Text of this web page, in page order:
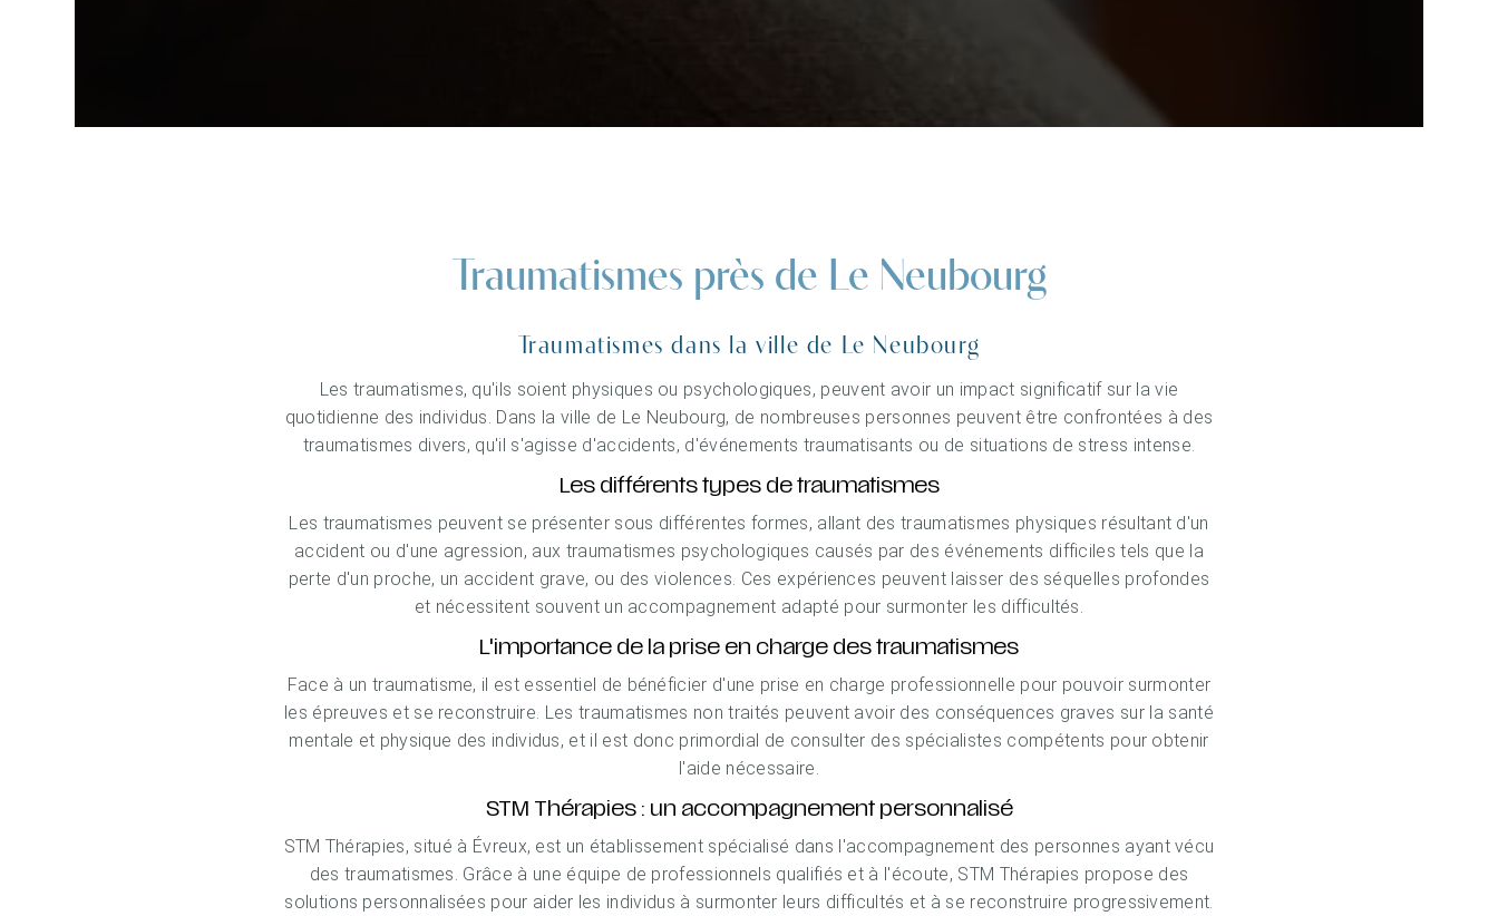
Traumatismes près de Le Neubourg
Traumatismes dans la ville de Le Neubourg
Les traumatismes, qu'ils soient physiques ou psychologiques, peuvent avoir un impact significatif sur la vie
quotidienne des individus. Dans la ville de Le Neubourg, de nombreuses personnes peuvent être confrontées à des
traumatismes divers, qu'il s'agisse d'accidents, d'événements traumatisants ou de situations de stress intense.
Les différents types de traumatismes
Les traumatismes peuvent se présenter sous différentes formes, allant des traumatismes physiques résultant d'un
accident ou d'une agression, aux traumatismes psychologiques causés par des événements difficiles tels que la
perte d'un proche, un accident grave, ou des violences. Ces expériences peuvent laisser des séquelles profondes
et nécessitent souvent un accompagnement adapté pour surmonter les difficultés.
L'importance de la prise en charge des traumatismes
Face à un traumatisme, il est essentiel de bénéficier d'une prise en charge professionnelle pour pouvoir surmonter
les épreuves et se reconstruire. Les traumatismes non traités peuvent avoir des conséquences graves sur la santé
mentale et physique des individus, et il est donc primordial de consulter des spécialistes compétents pour obtenir
l'aide nécessaire.
STM Thérapies : un accompagnement personnalisé
STM Thérapies, situé à Évreux, est un établissement spécialisé dans l'accompagnement des personnes ayant vécu
des traumatismes. Grâce à une équipe de professionnels qualifiés et à l'écoute, STM Thérapies propose des
solutions personnalisées pour aider les individus à surmonter leurs difficultés et à se reconstruire progressivement.